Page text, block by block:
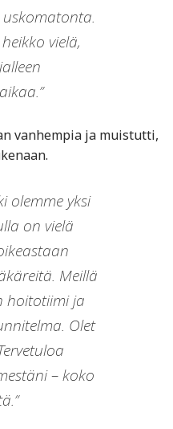
uskomatonta.
vielä,
vanhempia ja muistutti,
olemme yksi
on vielä
Meillä
hoitotiimi ja
Olet
– koko